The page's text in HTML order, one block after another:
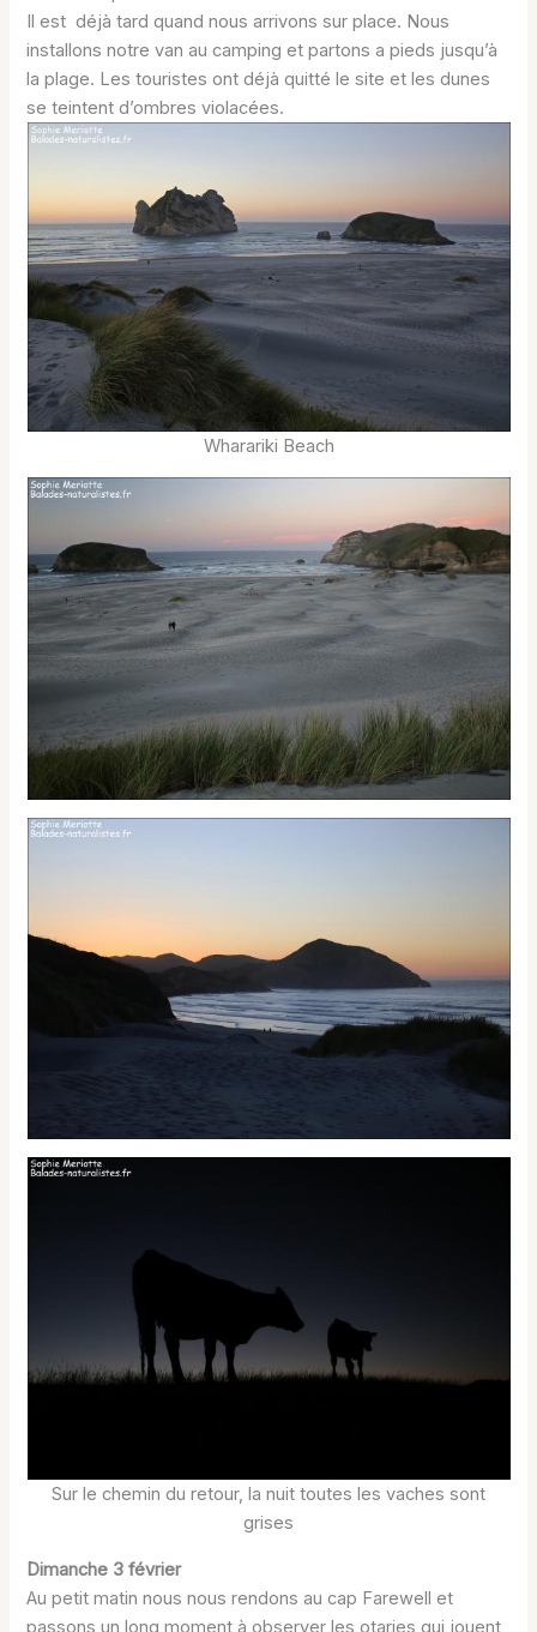
Il est déjà tard quand nous arrivons sur place. Nous
installons notre van au camping et partons a pieds jusqu’à
la plage. Les touristes ont déjà quitté le site et les dunes
se teintent d’ombres violacées.
Wharariki Beach
Sur le chemin du retour, la nuit toutes les vaches sont
grises
Dimanche 3 février
Au petit matin nous nous rendons au cap Farewell et
passons un long moment à observer les otaries qui jouent